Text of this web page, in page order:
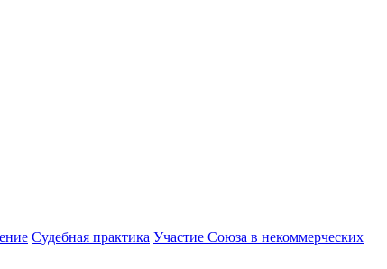
Судебная практика Участие Союза в некоммерческих